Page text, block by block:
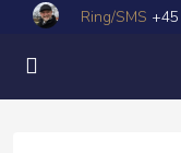
Ring/SMS